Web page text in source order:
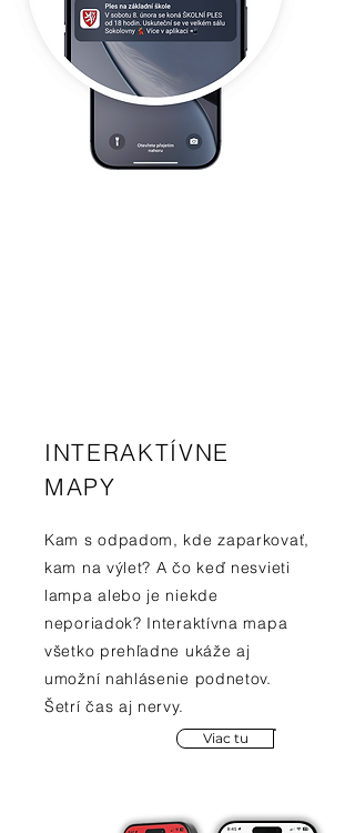
INTERAKTÍVNE
MAPY
Kam s odpadom, kde zaparkovať,
kam na výlet? A čo keď nesvieti
lampa alebo je niekde
neporiadok? Interaktívna mapa
všetko prehľadne ukáže aj
umožní nahlásenie podnetov.
Šetrí čas aj nervy.
Viac tu